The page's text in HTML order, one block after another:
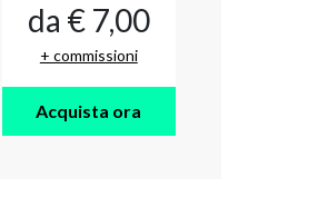
da € 7,00
+ commissioni
Acquista ora